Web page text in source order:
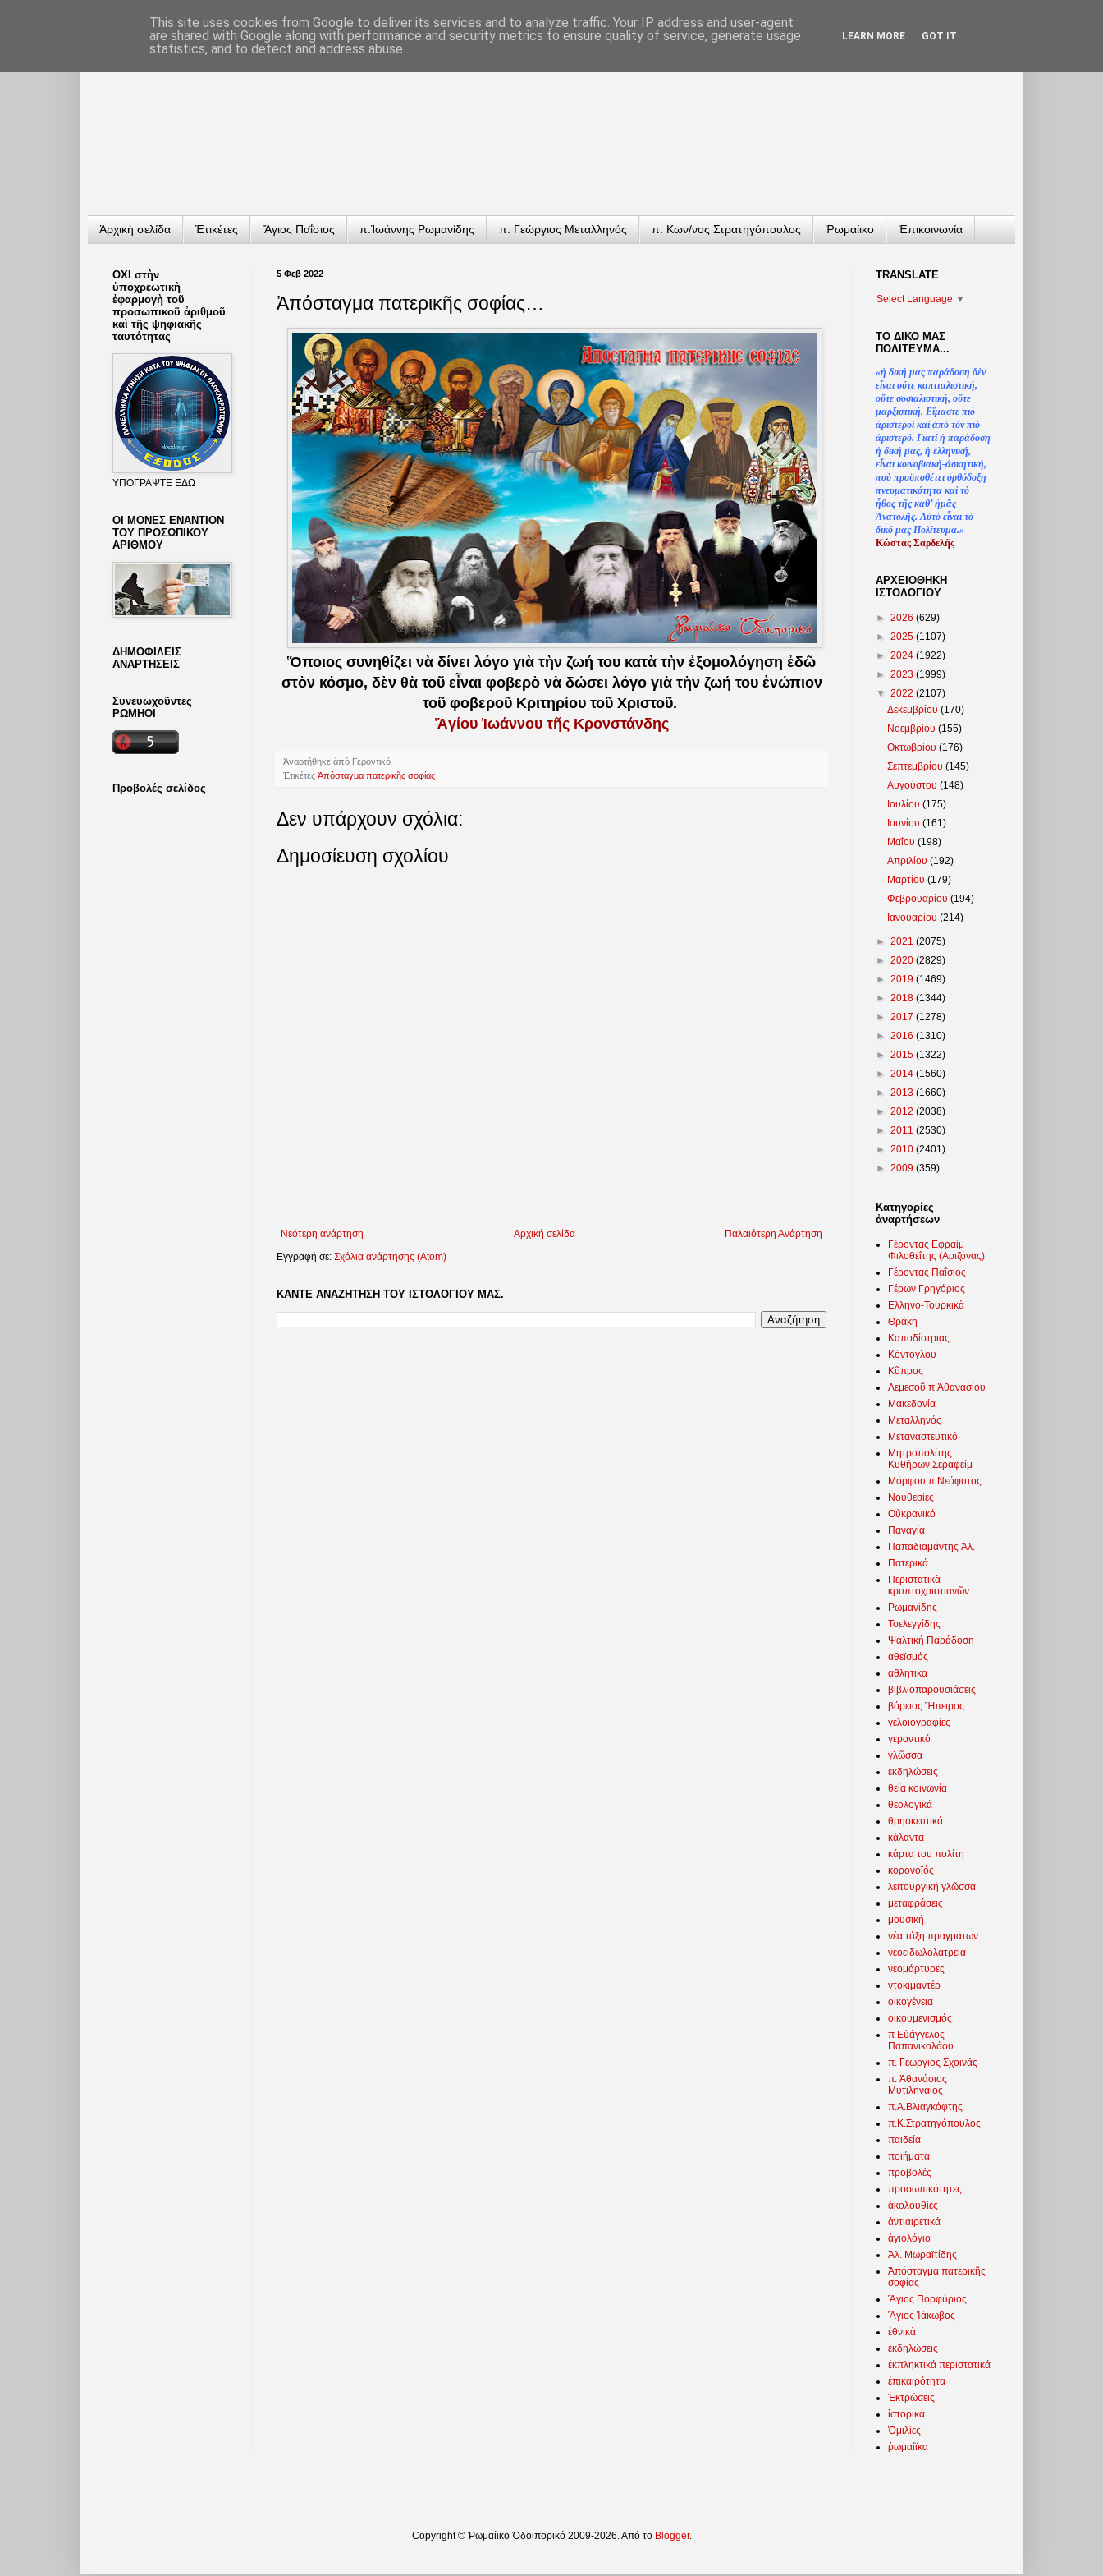
Ἀρχικὴ σελίδα Ἐτικέτες Ἅγιος Παΐσιος π.Ἰωάννης Ρωμανίδης π. Γεώργιος Μεταλληνός π. Κων/νος Στρατηγόπουλος Ῥωμαίικο Ἐπικοινωνία
5 Φεβ 2022
Ἀπόσταγμα πατερικῆς σοφίας…
Ὅποιος συνηθίζει νὰ δίνει λόγο γιὰ τὴν ζωή του κατὰ τὴν ἐξομολόγηση ἐδῶ
στὸν κόσμο, δὲν θὰ τοῦ εἶναι φοβερὸ νὰ δώσει λόγο γιὰ τὴν ζωή του ἐνώπιον
τοῦ φοβεροῦ Κριτηρίου τοῦ Χριστοῦ.
Ἅγίου Ἰωάννου τῆς Κρονστάνδης
Ἀναρτήθηκε ἀπὸ Γεροντικό
Ἐτικέτες Ἀπόσταγμα πατερικῆς σοφίας
Δεν υπάρχουν σχόλια:
Δημοσίευση σχολίου
Νεότερη ανάρτηση Παλαιότερη Ανάρτηση
Αρχική σελίδα
Εγγραφή σε: Σχόλια ανάρτησης (Atom)
ΚΑΝΤΕ ΑΝΑΖΗΤΗΣΗ ΤΟΥ ΙΣΤΟΛΟΓΙΟΥ ΜΑΣ.
ΟΧΙ στὴν
ὑποχρεωτικὴ
ἐφαρμογὴ τοῦ
προσωπικοῦ ἀριθμοῦ
καὶ τῆς ψηφιακῆς
ταυτότητας
ΥΠΟΓΡΑΨΤΕ ΕΔΩ
ΟΙ ΜΟΝΕΣ ΕΝΑΝΤΙΟΝ
ΤΟΥ ΠΡΟΣΩΠΙΚΟΥ
ΑΡΙΘΜΟΥ
ΔΗΜΟΦΙΛΕΙΣ
ΑΝΑΡΤΗΣΕΙΣ
Συνευωχοῦντες
ΡΩΜΗΟΙ
Προβολές σελίδος
TRANSLATΕ
Select Language ▼
ΤΟ ΔΙΚΟ ΜΑΣ
ΠΟΛΙΤΕΥΜΑ...
«ἡ δική μας παράδοση δὲν
εἶναι οὔτε καπιταλιστική,
οὔτε σοσιαλιστική, οὔτε
μαρξιστική. Εἴμαστε πιὸ
ἀριστεροὶ καὶ ἀπὸ τὸν πιὸ
ἀριστερό. Γιατίἡ παράδοση
ἡ δική μας, ἡ ἑλληνική,
εἶναι κοινοβιακὴ-ἀσκητική,
ποὺ προϋποθέτει ὀρθόδοξη
πνευματικότητα καὶ τὸ
ἦθος τῆς καθ’ἠμᾶς
Ἀνατολῆς. Αὐτὸ εἶναι τὸ
δικό μας Πολίτευμα.»
Κώστας Σαρδελῆς
ΑΡΧΕΙΟΘΗΚΗ
ΙΣΤΟΛΟΓΙΟΥ
► 2026 (629)
► 2025 (1107)
► 2024 (1922)
► 2023 (1999)
▼ 2022 (2107)
Δεκεμβρίου(170)
Νοεμβρίου(155)
Οκτωβρίου(176)
Σεπτεμβρίου(145)
Αυγούστου(148)
Ιουλίου(175)
Ιουνίου(161)
Μαΐου(198)
Απριλίου(192)
Μαρτίου(179)
Φεβρουαρίου(194)
Ιανουαρίου(214)
► 2021 (2075)
► 2020 (2829)
► 2019 (1469)
► 2018 (1344)
► 2017 (1278)
► 2016 (1310)
► 2015 (1322)
► 2014 (1560)
► 2013 (1660)
► 2012 (2038)
► 2011 (2530)
► 2010 (2401)
► 2009 (359)
Κατηγορίες
ἀναρτήσεων
Γέροντας Εφραίμ
Φιλοθεΐτης (Αριζόνας)
Γέροντας Παΐσιος
Γέρων Γρηγόριος
Ελληνο-Τουρκικὰ
Θράκη
Καποδίστριας
Κόντογλου
Κῦπρος
Λεμεσοῦ π.Ἀθανασίου
Μακεδονία
Μεταλληνός
Μεταναστευτικό
Μητροπολίτης
Κυθήρων Σεραφείμ
Μόρφου π.Νεόφυτος
Νουθεσίες
Οὐκρανικό
Παναγία
Παπαδιαμάντης Ἀλ.
Πατερικά
Περιστατικὰ
κρυπτοχριστιανῶν
Ρωμανίδης
Τσελεγγίδης
Ψαλτική Παράδοση
αθεϊσμός
αθλητικα
βιβλιοπαρουσιάσεις
βόρειος Ἤπειρος
γελοιογραφίες
γεροντικό
γλῶσσα
εκδηλώσεις
θεία κοινωνία
θεολογικά
θρησκευτικά
κάλαντα
κάρτα του πολίτη
κορονοϊός
λειτουργική γλῶσσα
μεταφράσεις
μουσική
νέα τάξη πραγμάτων
νεοειδωλολατρεία
νεομάρτυρες
ντοκιμαντέρ
οἰκογένεια
οἰκουμενισμός
π Εὐάγγελος
Παπανικολάου
π. Γεώργιος Σχοινᾶς
π. Ἀθανάσιος
Μυτιληναίος
π.Α.Βλιαγκόφτης
π.Κ.Στρατηγόπουλος
παιδεία
ποιήματα
προβολές
προσωπικότητες
ἀκολουθίες
ἀντιαιρετικά
ἁγιολόγιο
Ἀλ. Μωραϊτίδης
Ἀπόσταγμα πατερικῆς
σοφίας
Ἅγιος Πορφύριος
Ἅγιος Ἰάκωβος
ἐθνικὰ
ἐκδηλώσεις
ἐκπληκτικά περιστατικά
ἐπικαιρότητα
Ἐκτρώσεις
ἱστορικά
Ὁμιλίες
ῥωμαίϊκα
Copyright © Ῥωμαίϊκο Ὁδοιπορικό 2009-2026. Από το Blogger.
This site uses cookies from Google to deliver its services and to analyze traffic. Your IP address and user-agent
are shared with Google along with performance and security metrics to ensure quality of service, generate usage
statistics, and to detect and address abuse.
LEARN MORE GOT IT